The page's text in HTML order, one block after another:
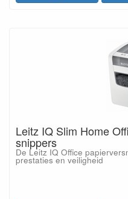
Leitz IQ Slim Home
snippers
De Leitz IQ Office
prestaties en veiligheid